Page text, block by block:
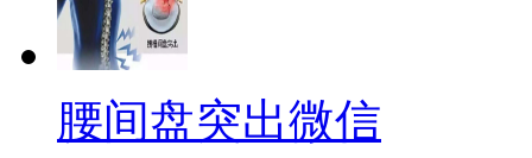
腰间盘突出微信